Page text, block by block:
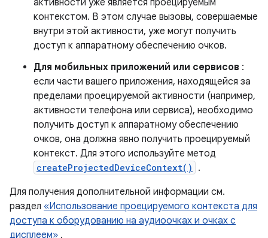
активности уже является проецируемым
контекстом. В этом случае вызовы, совершаемые
внутри этой активности, уже могут получить
доступ к аппаратному обеспечению очков.
Для мобильных приложений или сервисов :
если части вашего приложения, находящейся за
пределами проецируемой активности (например,
активности телефона или сервиса), необходимо
получить доступ к аппаратному обеспечению
очков, она должна явно получить проецируемый
контекст. Для этого используйте метод
createProjectedDeviceContext()
.
Для получения дополнительной информации см.
раздел «Использование проецируемого контекста для
доступа к оборудованию на аудиоочках и очках с
дисплеем» .